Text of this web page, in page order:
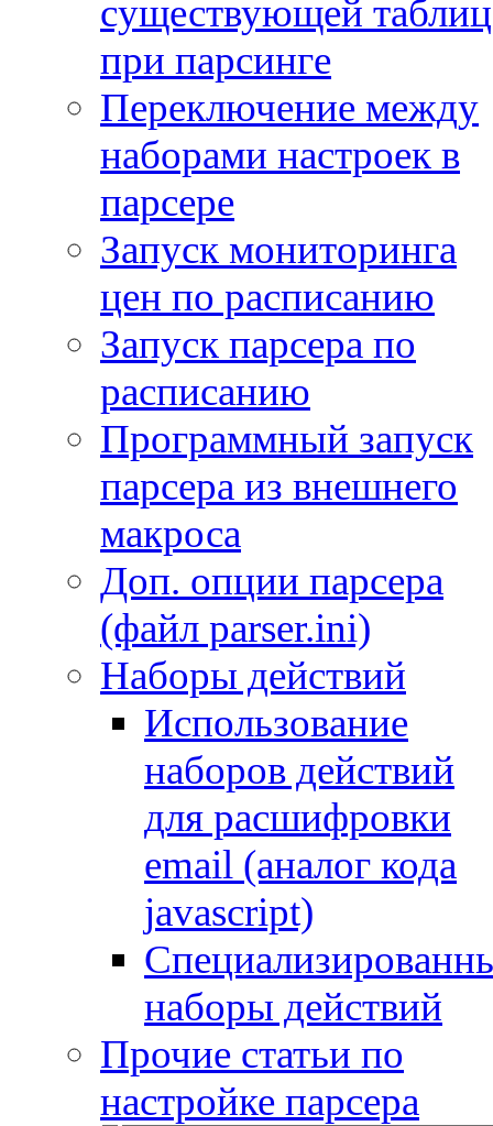
существующей
при парсинге
Переключение между
наборами настроек в
парсере
Запуск мониторинга
цен по расписанию
Запуск парсера по
расписанию
Программный запуск
парсера из внешнего
макроса
Доп. опции парсера
(файл parser.ini)
Наборы действий
Использование
наборов действий
для расшифровки
email (аналог кода
javascript)
наборы действий
Прочие статьи по
настройке парсера